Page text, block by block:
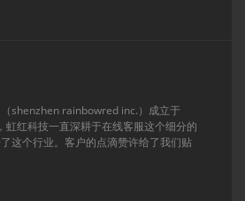
shenzhen rainbowred inc.）成立于
红科技一直深耕于在线客服这个细分的
这个行业。客户的点滴赞许给了我们贴